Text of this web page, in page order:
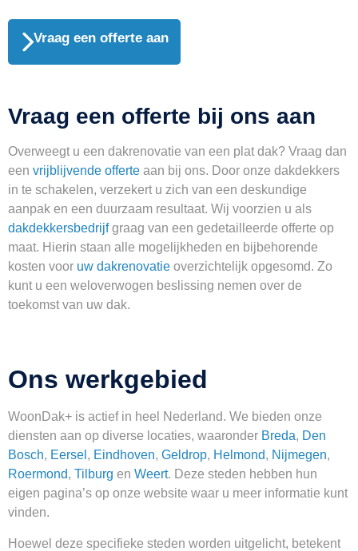
Vraag een offerte aan
Vraag een offerte bij ons aan
Overweegt u een dakrenovatie van een plat dak? Vraag dan
een vrijblijvende offerte aan bij ons. Door onze dakdekkers
in te schakelen, verzekert u zich van een deskundige
aanpak en een duurzaam resultaat. Wij voorzien u als
dakdekkersbedrijfgraag van een gedetailleerde offerte op
maat. Hierin staan alle mogelijkheden en bijbehorende
kosten voor uw dakrenovatie overzichtelijk opgesomd. Zo
kunt u een weloverwogen beslissing nemen over de
toekomst van uw dak.
Ons werkgebied
WoonDak+ is actief in heel Nederland. We bieden onze
diensten aan op diverse locaties, waaronder Breda, Den
Bosch, Eersel , Eindhoven, Geldrop, Helmond, Nijmegen,
Roermond, Tilburg en Weert. Deze steden hebben hun
eigen pagina’s op onze website waar u meer informatie kunt
vinden.
Hoewel deze specifieke steden worden uitgelicht, betekent